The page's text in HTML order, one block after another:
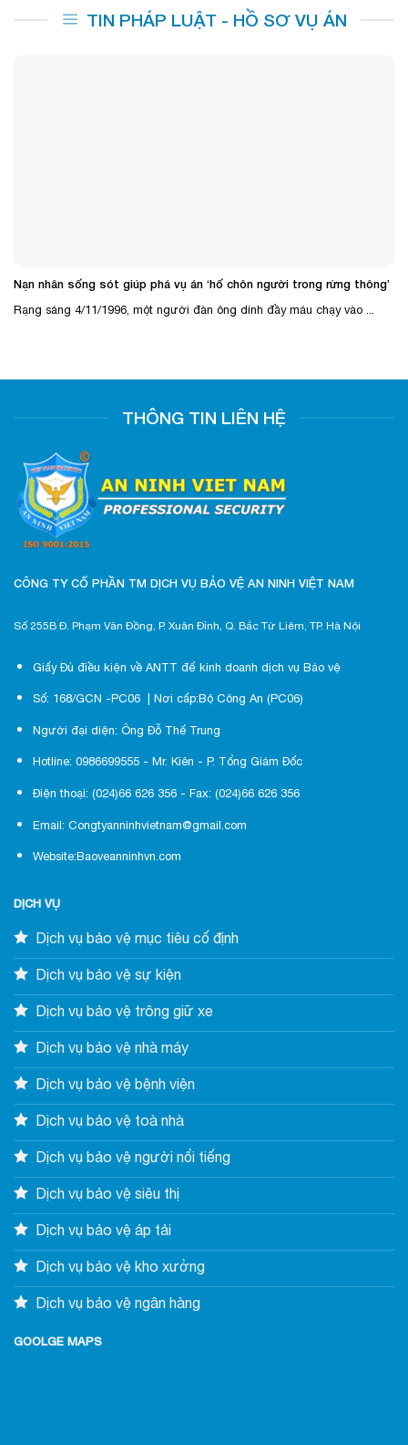
TIN PHÁP LUẬT - HỒ SƠ VỤ ÁN
Nạn nhân sống sót giúp phá vụ án ‘hố chôn người trong rừng thông’
Rạng sáng 4/11/1996, một người đàn ông dính đầy máu chạy vào ...
THÔNG TIN LIÊN HỆ
CÔNG TY CỔ PHẦN TM DỊCH VỤ BẢO VỆ AN NINH VIỆT NAM
Số 255B Đ. Phạm Văn Đồng, P. Xuân Đỉnh, Q. Bắc Từ Liêm, TP. Hà Nội
Giấy Đủ điều kiện về ANTT để kinh doanh dịch vụ Bảo vệ
Số: 168/GCN -PC06 | Nơi cấp:Bộ Công An (PC06)
Người đại diện: Ông Đỗ Thế Trung
Hotline: 0986699555 - Mr. Kiên - P. Tổng Giám Đốc
Điện thoại: (024)66 626 356 - Fax: (024)66 626 356
Email: Congtyanninhvietnam@gmail.com
Website:Baoveanninhvn.com
DỊCH VỤ
Dịch vụ bảo vệ mục tiêu cố định
Dịch vụ bảo vệ sự kiện
Dịch vụ bảo vệ trông giữ xe
Dịch vụ bảo vệ nhà máy
Dịch vụ bảo vệ bệnh viện
Dịch vụ bảo vệ toà nhà
Dịch vụ bảo vệ người nổi tiếng
Dịch vụ bảo vệ siêu thị
Dịch vụ bảo vệ áp tải
Dịch vụ bảo vệ kho xưởng
Dịch vụ bảo vệ ngân hàng
GOOLGE MAPS